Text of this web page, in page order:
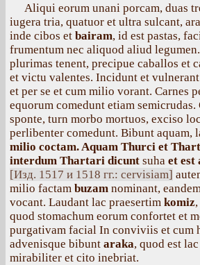
Aliqui eorum unani porcam, duas
iugera tria, quatuor et ultra sulcant,
inde cibos et bairam, id est pastas,
frumentum nec aliquod aliud
plurimas tenent, precipue caballos et
et victu valentes. Incidunt et
et per se et cum milio vorant. Carnes
equorum comedunt etiam
sponte, turn morbo mortuos, exciso
perlibenter comedunt. Bibunt aquam,
milio coctam. Aquam Thurci et
interdum Thartari dicunt suha et est
[Изд. 1517 и 1518 гг.: сervisiаm]
milio factam buzam nominant,
vocant. Laudant lac praesertim komiz
quod stomachum eorum confortet et
purgativam facial In conviviis et cum
advenisque bibunt araka, quod est
mirabiliter et cito inebriat.